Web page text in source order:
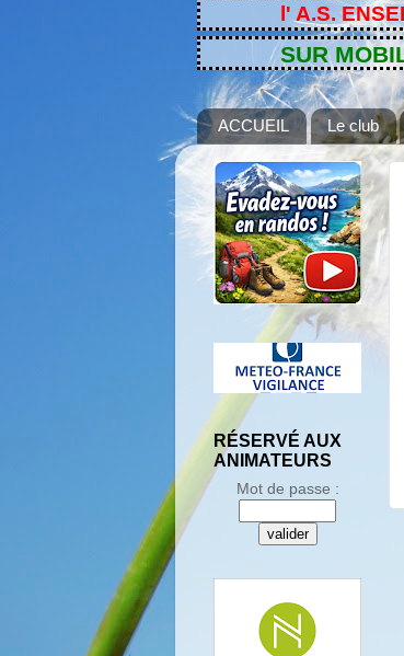
l' A.S.
SUR MOBILE,
ACCUEIL Le club
RÉSERVÉ AUX
ANIMATEURS
Mot de passe :